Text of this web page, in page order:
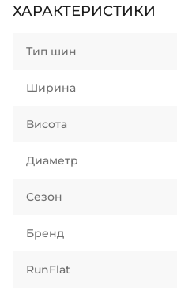
ХАРАКТЕРИСТИКИ
Тип шин
Ширина
Висота
Диаметр
Сезон
Бренд
RunFlat